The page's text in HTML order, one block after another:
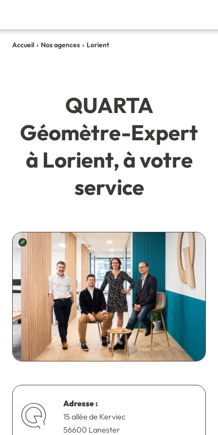
Accueil › Nos agences › Lorient
QUARTA
Géomètre-Expert
à Lorient, à votre
service
Adresse :
15 allée de Kerviec
56600 Lanester